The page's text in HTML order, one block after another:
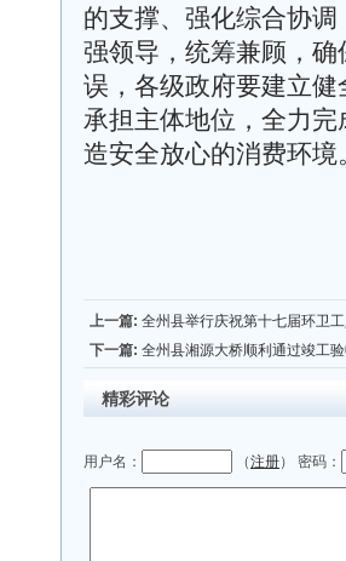
的支撑、强化综合协
强领导，统筹兼顾，
误，各级政府要建立
承担主体地位，全力
造安全放心的消费环境
上一篇: 全州县举行庆祝第十七届环卫
下一篇: 全州县湘源大桥顺利通过竣工
精彩评论
用户名： （注册） 密码：